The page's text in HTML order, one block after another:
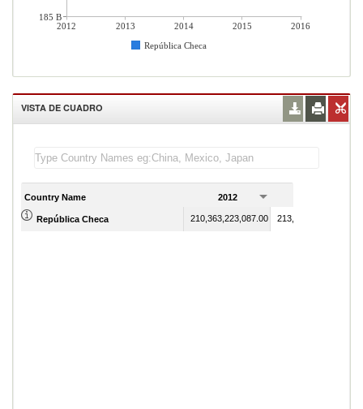
2012 2013 2014 2015
2016
República Checa
185 B
VISTA DE CUADRO
Country Name 2012
República Checa 210,363,223,087.00 213,024,360,541.00